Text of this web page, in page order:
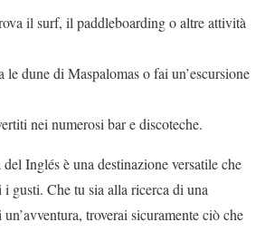
il surf, il paddleboarding o altre attività
le dune di Maspalomas o fai un’escursione
nei numerosi bar e discoteche.
del Inglés è una destinazione versatile che
gusti. Che tu sia alla ricerca di una
troverai sicuramente ciò che